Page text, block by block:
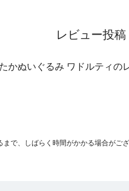
レビュー投稿
かぬいぐるみ ワドルティの
で、しばらく時間がかかる場合がござ